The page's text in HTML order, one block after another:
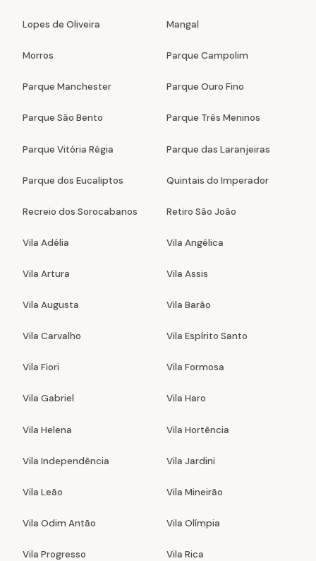
Lopes de Oliveira Mangal
Morros Parque Campolim
Parque Manchester Parque Ouro Fino
Parque São Bento Parque Três Meninos
Parque Vitória Régia Parque das Laranjeiras
Parque dos Eucaliptos Quintais do Imperador
Recreio dos Sorocabanos Retiro São João
Vila Adélia Vila Angélica
Vila Artura Vila Assis
Vila Augusta Vila Barão
Vila Carvalho Vila Espírito Santo
Vila Fiori Vila Formosa
Vila Gabriel Vila Haro
Vila Helena Vila Hortência
Vila Independência Vila Jardini
Vila Leão Vila Mineirão
Vila Odim Antão Vila Olímpia
Vila Progresso Vila Rica